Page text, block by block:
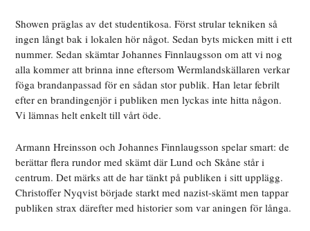
Showen präglas av det studentikosa. Först strular tekniken så
ingen långt bak i lokalen hör något.Sedan byts micken mitt i ett
nummer. Sedan skämtar Johannes Finnlaugsson om att vi nog
alla kommer att brinna inne eftersom Wermlandskällaren verkar
föga brandanpassad för en sådan stor publik. Han letar febrilt
efter en brandingenjör i publiken men lyckas inte hitta någon.
Vi lämnas helt enkelt till vårt öde.
Armann Hreinsson och Johannes Finnlaugsson spelar smart: de
berättar flera rundor med skämt där Lund och Skåne står i
centrum. Det märks att de har tänkt på publiken i sitt upplägg.
Christoffer Nyqvist började starkt med nazist-skämt men tappar
publiken strax därefter med historier som var aningen för långa.